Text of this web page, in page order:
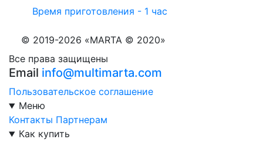
Время приготовления - 1 час
© 2019-2026 «MARTA © 2020»
Все права защищены
Email info@multimarta.com
Пользовательское соглашение
Меню
Контакты Партнерам
Как купить